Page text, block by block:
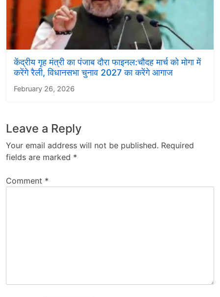
केंद्रीय गृह मंत्री का पंजाब दौरा फाइनल:चौदह मार्च को मोगा में
करेंगे रैली, विधानसभा चुनाव 2027 का करेंगे आगाज
February 26, 2026
Leave a Reply
Your email address will not be published. Required
fields are marked *
Comment *